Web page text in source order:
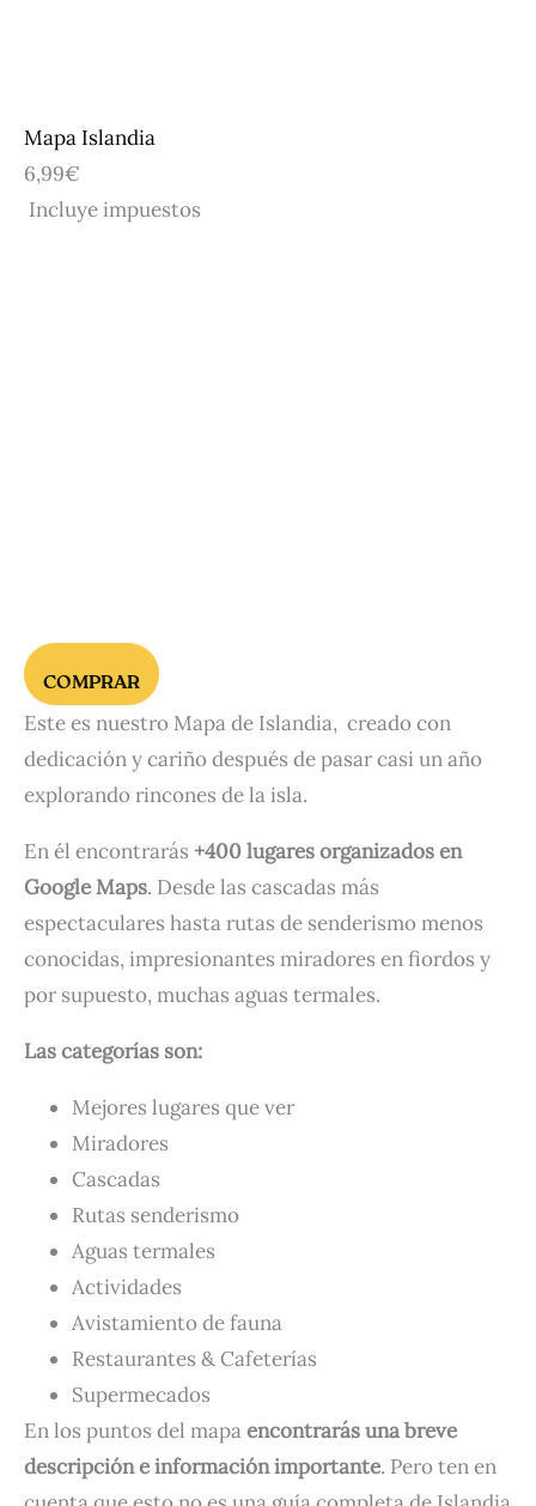
Mapa Islandia
6,99€
Incluye impuestos
COMPRAR
Este es nuestro Mapa de Islandia, creado con
dedicación y cariño después de pasar casi un año
explorando rincones de la isla.
En él encontrarás +400 lugares organizados en
Google Maps. Desde las cascadas más
espectaculares hasta rutas de senderismo menos
conocidas, impresionantes miradores en fiordos y
por supuesto, muchas aguas termales.
Las categorías son:
Mejores lugares que ver
Miradores
Cascadas
Rutas senderismo
Aguas termales
Actividades
Avistamiento de fauna
Restaurantes & Cafeterías
Supermecados
En los puntos del mapaencontrarás una breve
descripción e información importante. Pero ten en